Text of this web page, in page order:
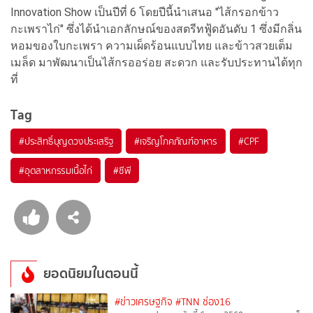
Innovation Show เป็นปีที่ 6 โดยปีนี้นำเสนอ "ไส้กรอกข้าว
กะเพราไก่" ซึ่งได้นำเอกลักษณ์ของสตรีทฟู้ดอันดับ 1 ซึ่งมีกลิ่น
หอมของใบกะเพรา ความเผ็ดร้อนแบบไทย และข้าวสวยเต็ม
เมล็ด มาพัฒนาเป็นไส้กรออร่อย สะดวก และรับประทานได้ทุก
ที่
Tag
#ประสิทธิ์บุญดวงประเสริฐ #เจริญโภคภัณฑ์อาหาร #CPF
#อุตสาหกรรมเนื้อไก่ #ซีพี
ยอดนิยมในตอนนี้
#ข่าวเศรษฐกิจ #TNN ช่อง16